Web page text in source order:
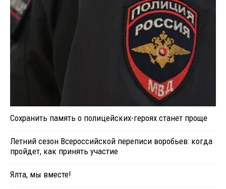
Сохранить память о полицейских-героях станет проще
Летний сезон Всероссийской переписи воробьев: когда
пройдет, как принять участие
Ялта, мы вместе!